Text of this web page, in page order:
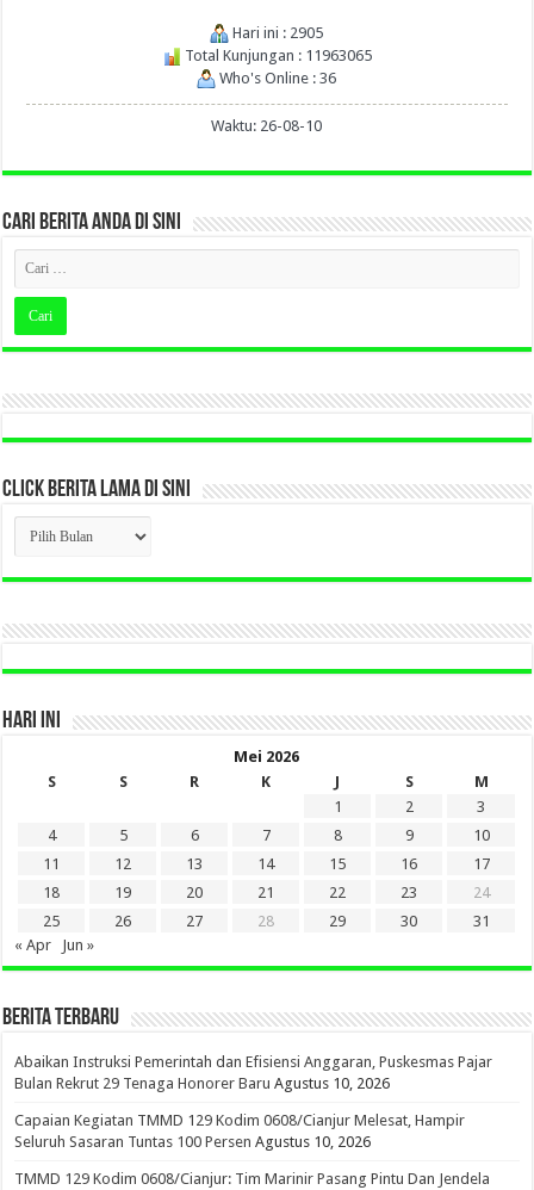
Hari ini : 2905
Total Kunjungan : 11963065
Who's Online : 36
Waktu: 26-08-10
CARI BERITA ANDA DI SINI
CLICK BERITA LAMA DI SINI
CLICK
BERITA
LAMA
DI
HARI INI
Mei 2026
S
S R K J S
M
1
2
3
4
5 6 7 8 9
10
11
12 13 14 15 16
17
18
19 20 21 22 23
24
25
26 27 28 29 30
31
« Apr
Jun »
BERITA TERBARU
Abaikan Instruksi Pemerintah dan Efisiensi Anggaran, Puskesmas Pajar
Bulan Rekrut 29 Tenaga Honorer Baru Agustus 10, 2026
Capaian Kegiatan TMMD 129 Kodim 0608/Cianjur Melesat, Hampir
Seluruh Sasaran Tuntas 100 Persen Agustus 10, 2026
TMMD 129 Kodim 0608/Cianjur: Tim Marinir Pasang Pintu Dan Jendela